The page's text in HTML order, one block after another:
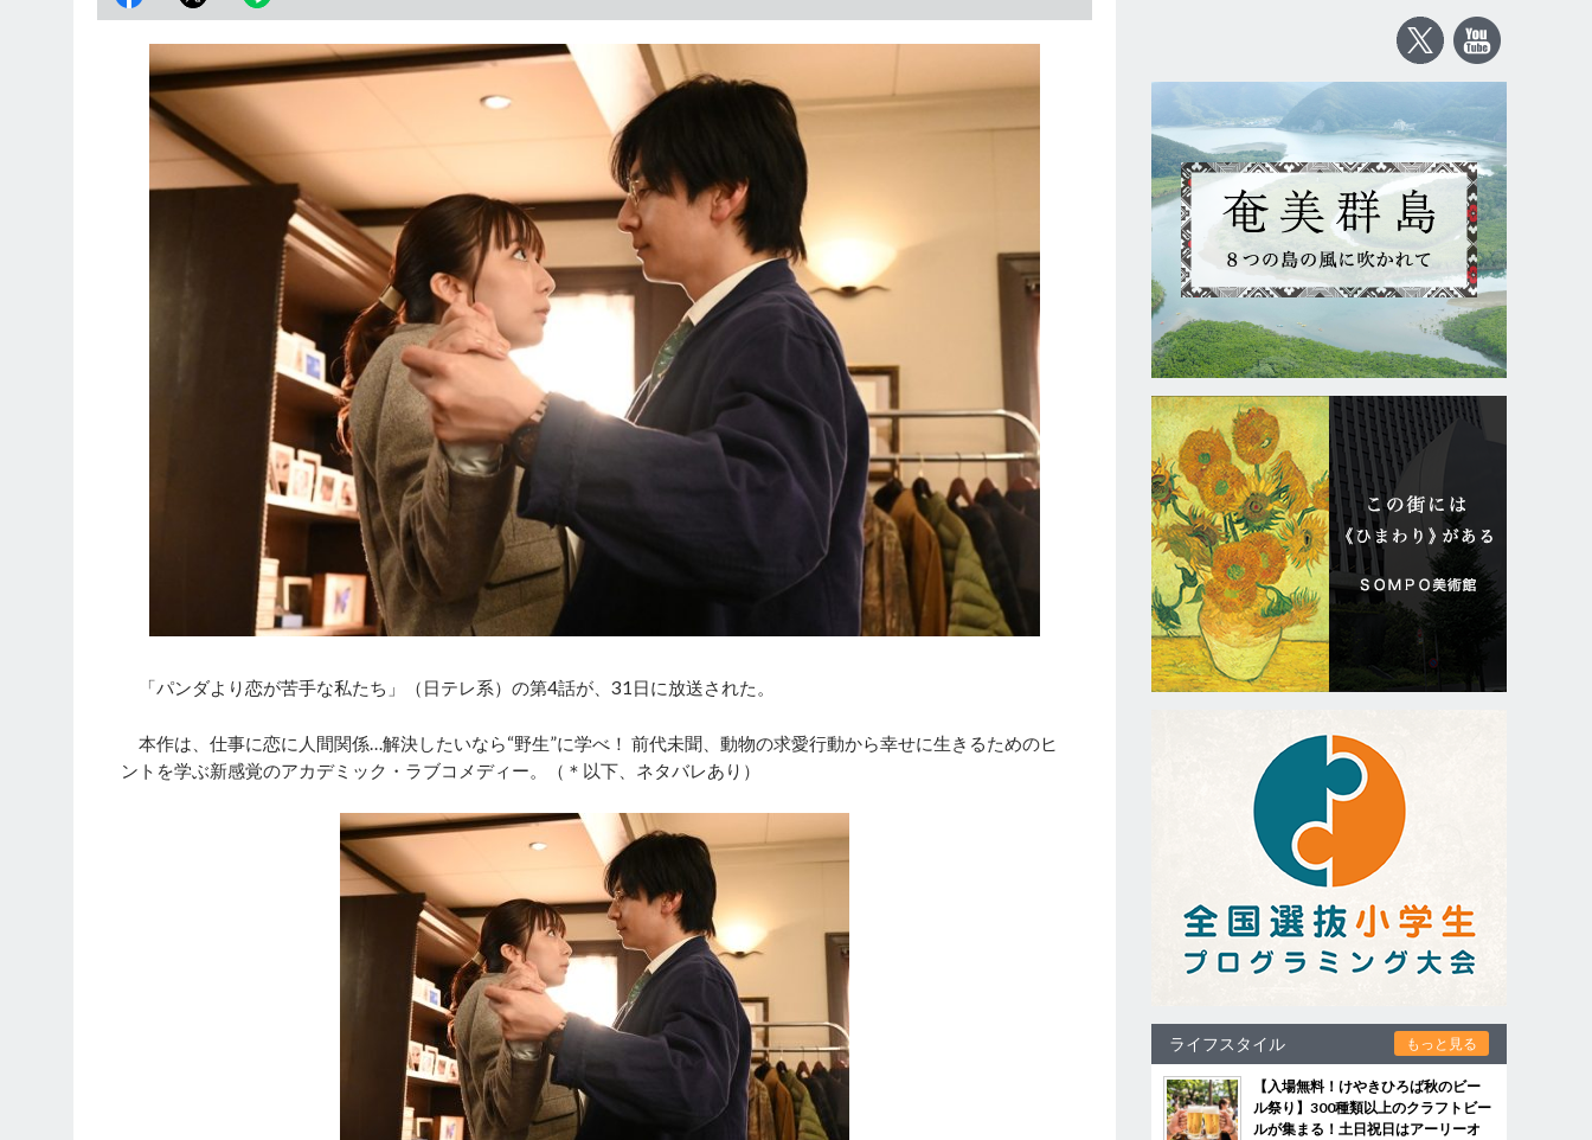
「パンダより恋が苦手な私たち」（日テレ系）の第4話が、31日に放送された。
本作は、仕事に恋に人間関係…解決したいなら“野生”に学べ！ 前代未聞、動物の求愛行動から幸せに生きるためのヒ
ントを学ぶ新感覚のアカデミック・ラブコメディー。（＊以下、ネタバレあり）
ライフスタイル もっと見る
【入場無料！けやきひろば秋のビー
ル祭り】300種類以上のクラフトビー
ルが集まる！土日祝日はアーリーオ